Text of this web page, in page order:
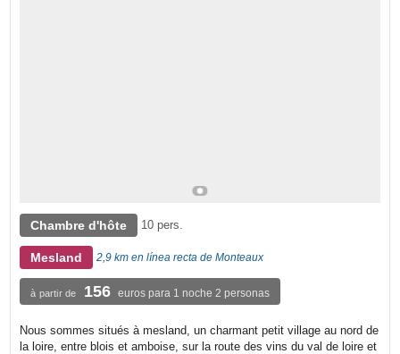
Chambre d'hôte 10 pers.
Mesland 2,9 km en línea recta de Monteaux
à partir de 156 euros para 1 noche 2 personas
Nous sommes situés à mesland, un charmant petit village au nord de
la loire, entre blois et amboise, sur la route des vins du val de loire et